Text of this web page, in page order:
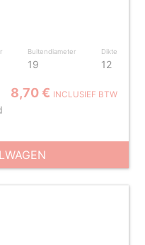
Buitendiameter
19
Dikte
12
8,70 € INCLUSIEF BTW